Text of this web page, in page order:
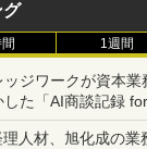
グ
1週間
ジワークが資本業
た「AI商談記録
人材、旭化成の業